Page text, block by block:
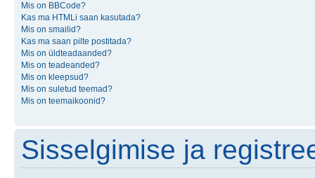
Mis on BBCode?
Kas ma HTMLi saan kasutada?
Mis on smailid?
Kas ma saan pilte postitada?
Mis on üldteadaanded?
Mis on teadeanded?
Mis on kleepsud?
Mis on suletud teemad?
Mis on teemaikoonid?
Sisselgimise ja